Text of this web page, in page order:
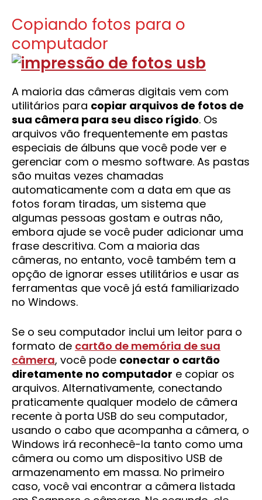
Copiando fotos para o
computador
A maioria das câmeras digitais vem com
utilitários para copiar arquivos de fotos de
sua câmera para seu disco rígido. Os
arquivos vão frequentemente em pastas
especiais de álbuns que você pode ver e
gerenciar com o mesmo software. As pastas
são muitas vezes chamadas
automaticamente com a data em que as
fotos foram tiradas, um sistema que
algumas pessoas gostam e outras não,
embora ajude se você puder adicionar uma
frase descritiva. Com a maioria das
câmeras, no entanto, você também tem a
opção de ignorar esses utilitários e usar as
ferramentas que você já está familiarizado
no Windows.
Se o seu computador inclui um leitor para o
formato de cartão de memória de sua
câmera, você pode conectar o cartão
diretamente no computador e copiar os
arquivos. Alternativamente, conectando
praticamente qualquer modelo de câmera
recente à porta USB do seu computador,
usando o cabo que acompanha a câmera, o
Windows irá reconhecê-la tanto como uma
câmera ou como um dispositivo USB de
armazenamento em massa. No primeiro
caso, você vai encontrar a câmera listada